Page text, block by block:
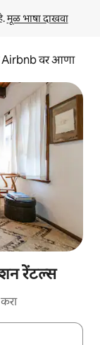
मूळ भाषा दाखवा
Airbnb वर आणा
रेंटल्स